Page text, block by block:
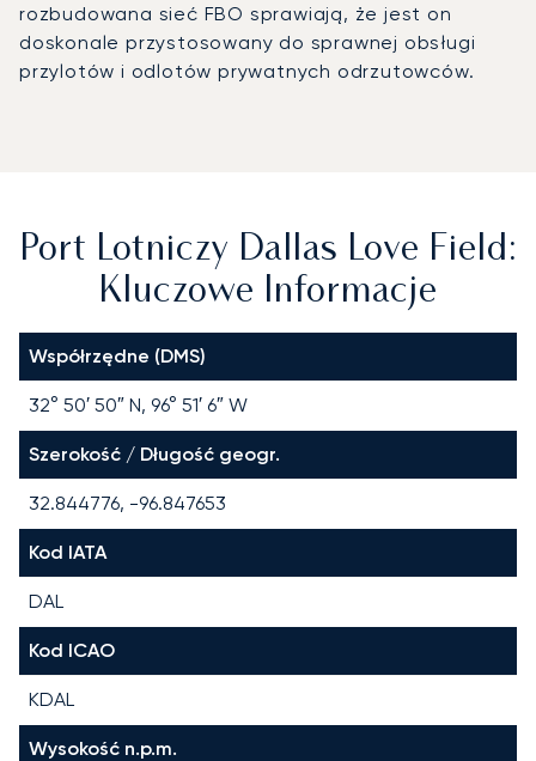
rozbudowana sieć FBO sprawiają, że jest on
doskonale przystosowany do sprawnej obsługi
przylotów i odlotów prywatnych odrzutowców.
Port Lotniczy Dallas Love Field:
Kluczowe Informacje
Współrzędne (DMS)
32° 50′ 50″ N, 96° 51′ 6″ W
Szerokość / Długość geogr.
32.844776, -96.847653
Kod IATA
DAL
Kod ICAO
KDAL
Wysokość n.p.m.